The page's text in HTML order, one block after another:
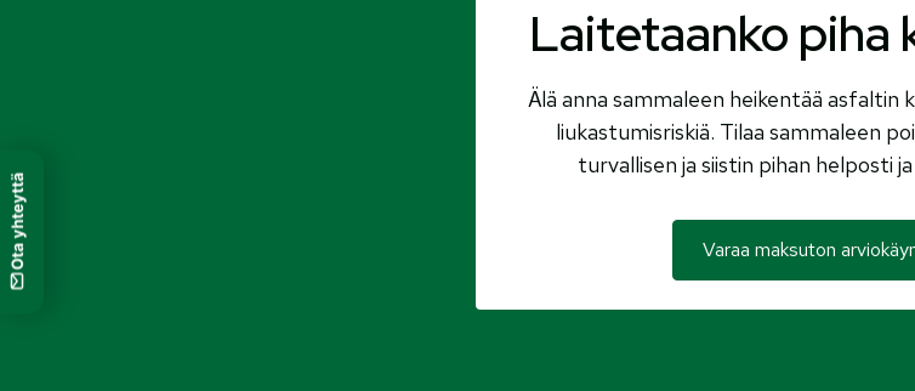
Laitetaanko piha
Älä anna sammaleen heikentää asfaltin
liukastumisriskiä. Tilaa sammaleen
turvallisen ja siistin pihan helposti
Varaa maksuton
Ota yhteyttä